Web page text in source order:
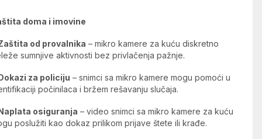
doma i imovine
od provalnika – mikro kamere za kuću diskretno
sumnjive aktivnosti bez privlačenja pažnje.
za policiju – snimci sa mikro kamere mogu pomoći u
počinilaca i bržem rešavanju slučaja.
osiguranja – video snimci sa mikro kamere za kuću
poslužiti kao dokaz prilikom prijave štete ili krađe.